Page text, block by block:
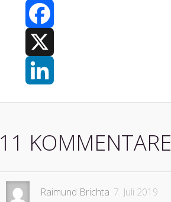
Facebook
11 KOMMENTARE
Raimund Brichta 7. Juli 2019